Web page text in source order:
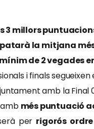
3 millors
la mitjana
de 2 vegades
i finals
amb la Final
més puntuació
per rigorós